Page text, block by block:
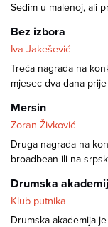
Sedim u malenoj, ali
Bez izbora
Iva Jakešević
Treća nagrada na
mjesec-dva dana
Mersin
Zoran Živković
Druga nagrada na
broadbean ili na
Drumska
Klub putnika
Drumska akademija